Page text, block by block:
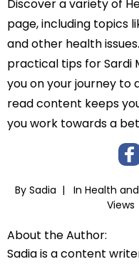
Discover a variety of
page, including topics
and other health
practical tips for Sardi
you on your journey to
read content keeps
you work towards a
By Sadia | In Health
About the Author:
Sadia is a content